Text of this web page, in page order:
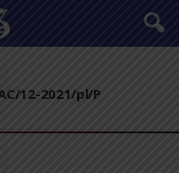
12-2021/pl/P